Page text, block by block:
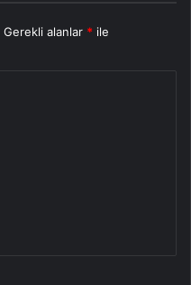
Gerekli alanlar * ile